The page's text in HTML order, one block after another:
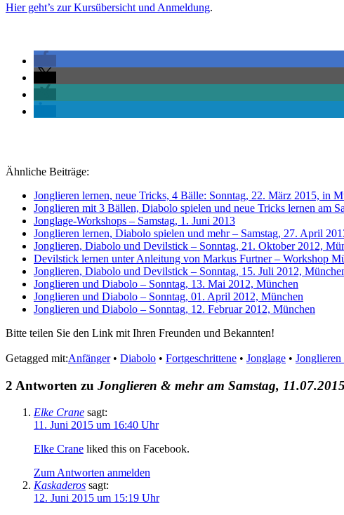
Hier geht’s zur Kursübersicht und Anmeldung.
Ähnliche Beiträge:
Jonglieren lernen, neue Tricks, 4 Bälle: Sonntag, 22. März 2015, in
Jonglieren mit 3 Bällen, Diabolo spielen und neue Tricks lernen am
Jonglage-Workshops – Samstag, 1. Juni 2013
Jonglieren lernen, Diabolo spielen und mehr – Samstag, 27. April
Jonglieren, Diabolo und Devilstick – Sonntag, 21. Oktober 2012,
Devilstick lernen unter Anleitung von Markus Furtner – Workshop
Jonglieren, Diabolo und Devilstick – Sonntag, 15. Juli 2012,
Jonglieren und Diabolo – Sonntag, 13. Mai 2012, München
Jonglieren und Diabolo – Sonntag, 01. April 2012, München
Jonglieren und Diabolo – Sonntag, 12. Februar 2012, München
Bitte teilen Sie den Link mit Ihren Freunden und Bekannten!
Getagged mit:Anfänger• Diabolo • Fortgeschrittene • Jonglage • Jonglieren
2 Antworten zu Jonglieren & mehr am Samstag,
Elke Crane sagt:
11. Juni 2015 um 16:40 Uhr
Elke Crane liked this on Facebook.
Zum Antworten anmelden
Kaskaderos sagt:
12. Juni 2015 um 15:19 Uhr